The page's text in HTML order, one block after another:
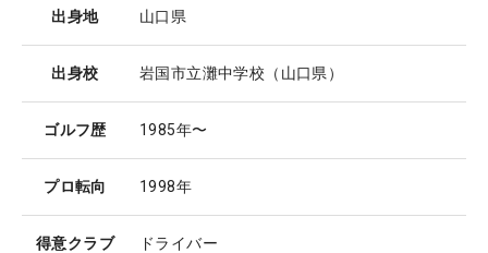
出身地 山口県
出身校 岩国市立灘中学校（山口県）
ゴルフ歴 1985年〜
プロ転向 1998年
得意クラブ ドライバー